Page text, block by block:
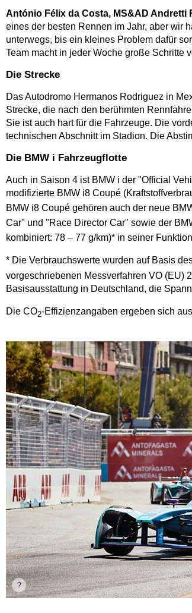
António Félix da Costa, MS&AD Andretti
eines der besten Rennen im Jahr, aber wir
unterwegs, bis ein kleines Problem dafür
Team macht in jeder Woche große Schritte
Die Strecke
Das Autodromo Hermanos Rodriguez in
Strecke, die nach den berühmten
Sie ist auch hart für die Fahrzeuge. Die
technischen Abschnitt im Stadion. Die
Die BMW i Fahrzeugflotte
Auch in Saison 4 ist BMW i der "Official
modifizierte BMW i8 Coupé
BMW i8 Coupé gehören auch der neue
Car" und "Race Director Car" sowie der
kombiniert: 78 – 77 g/km)* in seiner
* Die Verbrauchswerte wurden auf Basis
vorgeschriebenen Messverfahren VO (EU)
Basisausstattung in Deutschland, die
Die CO2-Effizienzangaben ergeben sich